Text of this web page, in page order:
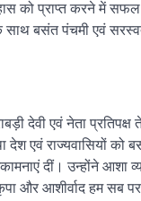
को प्राप्त करने में सफल
के साथ बसंत पंचमी एवं
देवी एवं नेता प्रतिपक्ष
देश एवं राज्यवासियों को
दीं। उन्होंने आशा
और आशीर्वाद हम सब पर